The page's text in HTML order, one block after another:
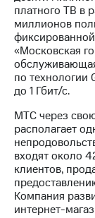
ПАО
"МТС"
Личный
и
аудит
Рынок
платного ТВ в
миллионов
«Московская
по технологии
до 1 Гбит/с.
МТС через
располагает
входят около
клиентов,
Компания
интернет-